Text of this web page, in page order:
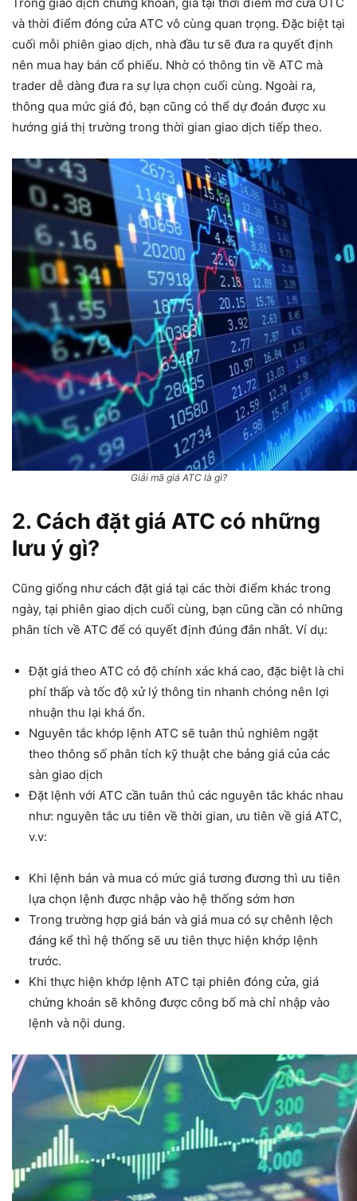
và thời điểm đóng cửa ATC vô cùng quan trọng. Đặc biệt tại
cuối mỗi phiên giao dịch, nhà đầu tư sẽ đưa ra quyết định
nên mua hay bán cổ phiếu. Nhờ có thông tin về ATC mà
trader dễ dàng đưa ra sự lựa chọn cuối cùng. Ngoài ra,
thông qua mức giá đó, bạn cũng có thể dự đoán được xu
hướng giá thị trường trong thời gian giao dịch tiếp theo.
Giải mã giá ATC là gì?
2. Cách đặt giá ATC có những
lưu ý gì?
Cũng giống như cách đặt giá tại các thời điểm khác trong
ngày, tại phiên giao dịch cuối cùng, bạn cũng cần có những
phân tích về ATC để có quyết định đúng đắn nhất. Ví dụ:
Đặt giá theo ATC có độ chính xác khá cao, đặc biệt là chi
phí thấp và tốc độ xử lý thông tin nhanh chóng nên lợi
nhuận thu lại khá ổn.
Nguyên tắc khớp lệnh ATC sẽ tuân thủ nghiêm ngặt
theo thông số phân tích kỹ thuật che bảng giá của các
sàn giao dịch
Đặt lệnh với ATC cần tuân thủ các nguyên tắc khác nhau
như: nguyên tắc ưu tiên về thời gian, ưu tiên về giá ATC,
v.v:
Khi lệnh bán và mua có mức giá tương đương thì ưu tiên
lựa chọn lệnh được nhập vào hệ thống sớm hơn
Trong trường hợp giá bán và giá mua có sự chênh lệch
đáng kể thì hệ thống sẽ ưu tiên thực hiện khớp lệnh
trước.
Khi thực hiện khớp lệnh ATC tại phiên đóng cửa, giá
chứng khoán sẽ không được công bố mà chỉ nhập vào
lệnh và nội dung.